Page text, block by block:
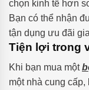
chọn kinh tế hơn
Bạn có thể nhận
tận dụng ưu đãi
Tiện lợi trong
Khi bạn mua một
một nhà cung